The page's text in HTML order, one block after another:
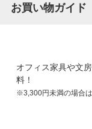
お買い物ガイド
オフィス家具や文
料！
※3,300円未満の場合